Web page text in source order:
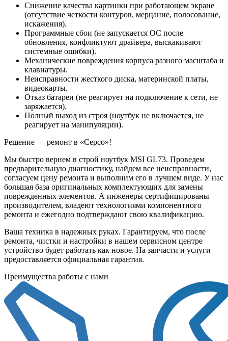
Снижение качества картинки при работающем экране
(отсутствие четкости контуров, мерцание, полосование,
искажения).
Программные сбои (не запускается ОС после
обновления, конфликтуют драйвера, выскакивают
системные ошибки).
Механические повреждения корпуса разного масштаба и
клавиатуры.
Неисправности жесткого диска, материнской платы,
видеокарты.
Отказ батареи (не реагирует на подключение к сети, не
заряжается).
Полный выход из строя (ноутбук не включается, не
реагирует на манипуляции).
Решение — ремонт в «Серсо»!
Мы быстро вернем в строй ноутбук MSI GL73. Проведем
предварительную диагностику, найдем все неисправности,
согласуем цену ремонта и выполним его в лучшем виде. У нас
большая база оригинальных комплектующих для замены
поврежденных элементов. А инженеры сертифицированы
производителем, владеют технологиями компонентного
ремонта и ежегодно подтверждают свою квалификацию.
Ваша техника в надежных руках. Гарантируем, что после
ремонта, чистки и настройки в нашем сервисном центре
устройство будет работать как новое. На запчасти и услуги
предоставляется официальная гарантия.
Преимущества работы с нами